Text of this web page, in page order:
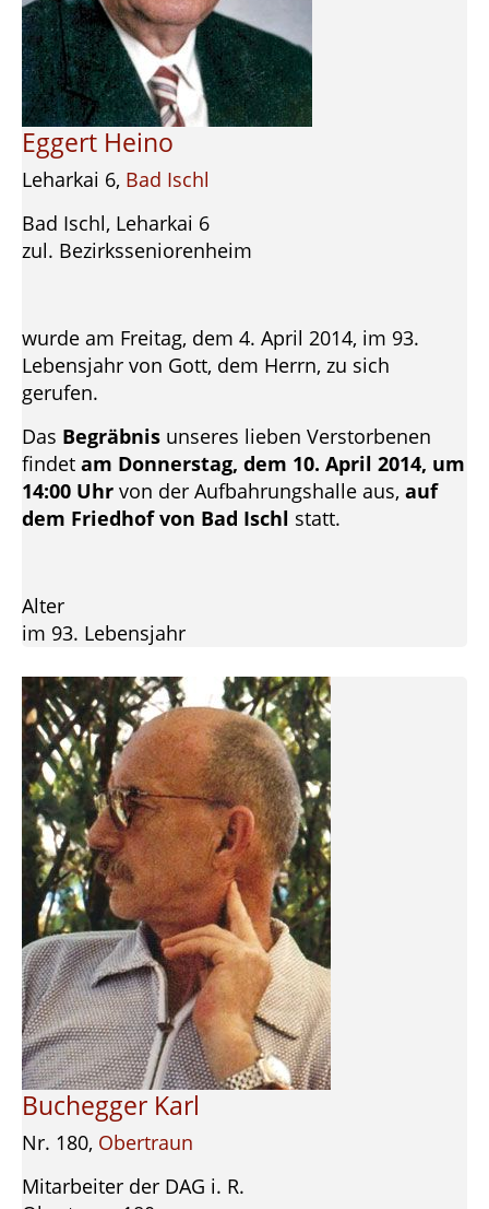
Eggert Heino
Leharkai 6, Bad Ischl
Bad Ischl, Leharkai 6
zul. Bezirksseniorenheim
wurde am Freitag, dem 4. April 2014, im 93.
Lebensjahr von Gott, dem Herrn, zu sich
gerufen.
Das Begräbnis unseres lieben Verstorbenen
findet am Donnerstag, dem 10. April 2014, um
14:00 Uhr von der Aufbahrungshalle aus, auf
dem Friedhof von Bad Ischl statt.
Alter
im 93. Lebensjahr
Buchegger Karl
Nr. 180, Obertraun
Mitarbeiter der DAG i. R.